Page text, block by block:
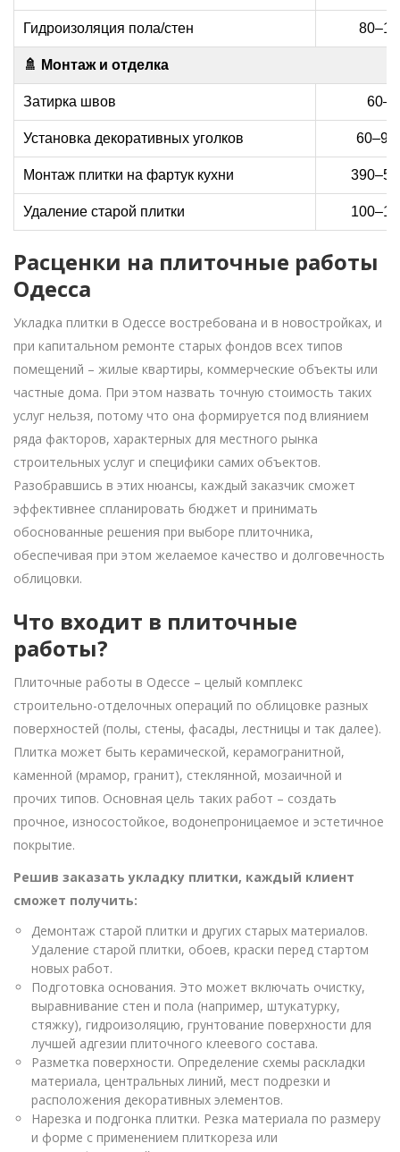
Гидроизоляция пола/стен
🚿 Монтаж и отделка
Затирка швов
Установка декоративных уголков 60–90
Монтаж плитки на фартук кухни
Удаление старой плитки
Расценки на плиточные работы
Одесса
Укладка плитки в Одессе востребована и в новостройках, и
при капитальном ремонте старых фондов всех типов
помещений – жилые квартиры, коммерческие объекты или
частные дома. При этом назвать точную стоимость таких
услуг нельзя, потому что она формируется под влиянием
ряда факторов, характерных для местного рынка
строительных услуг и специфики самих объектов.
Разобравшись в этих нюансы, каждый заказчик сможет
эффективнее спланировать бюджет и принимать
обоснованные решения при выборе плиточника,
обеспечивая при этом желаемое качество и долговечность
облицовки.
Что входит в плиточные
работы?
Плиточные работы в Одессе – целый комплекс
строительно-отделочных операций по облицовке разных
поверхностей (полы, стены, фасады, лестницы и так далее).
Плитка может быть керамической, керамогранитной,
каменной (мрамор, гранит), стеклянной, мозаичной и
прочих типов. Основная цель таких работ – создать
прочное, износостойкое, водонепроницаемое и эстетичное
покрытие.
Решив заказать укладку плитки, каждый клиент
сможет получить:
Демонтаж старой плитки и других старых материалов.
Удаление старой плитки, обоев, краски перед стартом
новых работ.
Подготовка основания. Это может включать очистку,
выравнивание стен и пола (например, штукатурку,
стяжку), гидроизоляцию, грунтование поверхности для
лучшей адгезии плиточного клеевого состава.
Разметка поверхности. Определение схемы раскладки
материала, центральных линий, мест подрезки и
расположения декоративных элементов.
Нарезка и подгонка плитки. Резка материала по размеру
и форме с применением плиткореза или